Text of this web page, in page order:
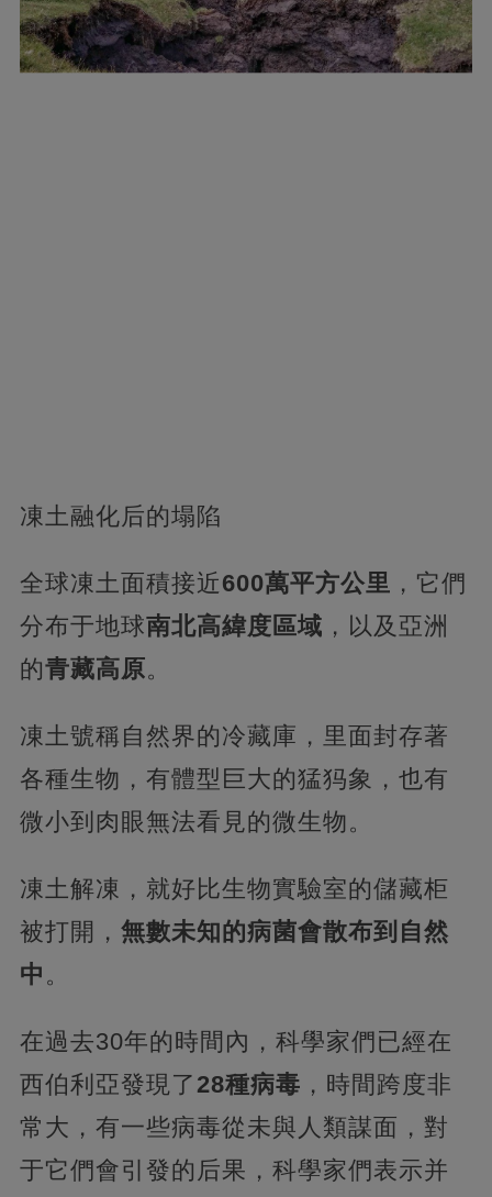
凍土融化后的塌陷
全球凍土面積接近600萬平方公里 ，它們
分布于地球南北高緯度區域 ，以及亞洲
的青藏高原。
凍土號稱自然界的冷藏庫，里面封存著
各種生物，有體型巨大的猛犸象，也有
微小到肉眼無法看見的微生物。
凍土解凍，就好比生物實驗室的儲藏柜
被打開， 無數未知的病菌會散布到自然
中 。
在過去30年的時間內，科學家們已經在
西伯利亞發現了 28種病毒 ，時間跨度非
常大，有一些病毒從未與人類謀面，對
于它們會引發的后果，科學家們表示并